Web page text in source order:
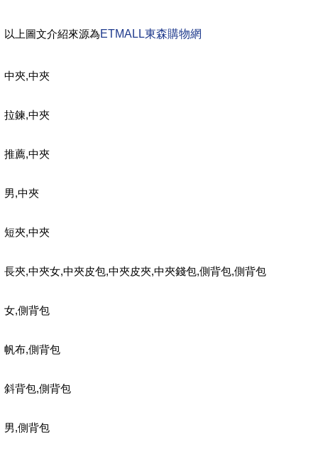
以上圖文介紹來源為ETMALL東森購物網
中夾,中夾
拉鍊,中夾
推薦,中夾
男,中夾
短夾,中夾
長夾,中夾女,中夾皮包,中夾皮夾,中夾錢包,側背包,側背包
女,側背包
帆布,側背包
斜背包,側背包
男,側背包